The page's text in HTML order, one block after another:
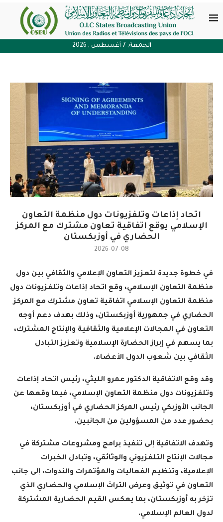
الجمعة, 7 أغسطس , 2026
اتحاد إذاعات وتلفزيونات دول منظمة التعاون
الإسلامي يوقع اتفاقية تعاون مشترك مع المركز
الحضاري في أوزبكستان
2026-07-08
في خطوة جديدة لتعزيز التعاون الإعلامي والثقافي بين دول
منظمة التعاون الإسلامي، وقع اتحاد إذاعات وتلفزيونات دول
منظمة التعاون الإسلامي اتفاقية تعاون مشترك مع المركز
الحضاري في جمهورية أوزبكستان، وذلك بهدف دعم أوجه
التعاون في المجالات الإعلامية والثقافية والإنتاج المشترك،
بما يسهم في إبراز الحضارة الإسلامية وتعزيز التبادل
الثقافي بين شعوب الدول الأعضاء.
وقد وقع الاتفاقية الدكتور عمرو الليثي، رئيس اتحاد إذاعات
وتلفزيونات دول منظمة التعاون الإسلامي، فيما وقعها عن
الجانب الأوزبكي رئيس المركز الحضاري في أوزبكستان،
بحضور عدد من المسؤولين من الجانبين.
وتهدف الاتفاقية إلى تنفيذ برامج ومشروعات مشتركة في
مجالات الإنتاج التلفزيوني والوثائقي، وتبادل الخبرات
الإعلامية، وتنظيم الفعاليات والمؤتمرات والندوات، إلى جانب
التعاون في توثيق وعرض التراث الإسلامي والحضاري الذي
تزخر به أوزبكستان، بما يعكس القيم الحضارية المشتركة
لدول العالم الإسلامي.